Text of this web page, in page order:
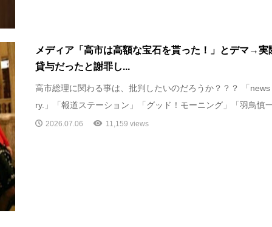
メディア「高市は高額な宝石を貰った！」とデマ→実
貸与だったと謝罪し...
高市総理に関わる事は、批判したいのだろうか？？？ 「news
ry.」「報道ステーション」「グッド！モーニング」「羽鳥慎
2026.07.06 11,159 views